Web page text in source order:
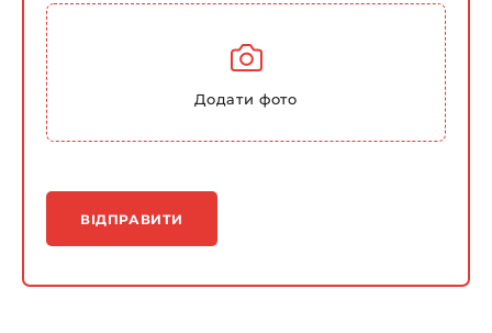
Додати фото
ВІДПРАВИТИ